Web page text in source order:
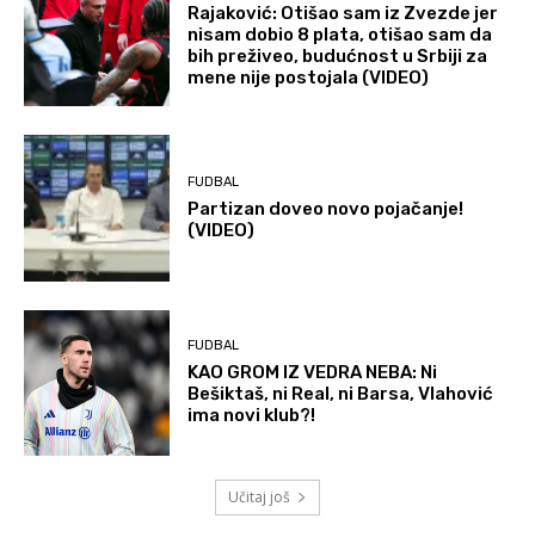
Rajaković: Otišao sam iz Zvezde jer
nisam dobio 8 plata, otišao sam da
bih preživeo, budućnost u Srbiji za
mene nije postojala (VIDEO)
FUDBAL
Partizan doveo novo pojačanje!
(VIDEO)
FUDBAL
KAO GROM IZ VEDRA NEBA: Ni
Bešiktaš, ni Real, ni Barsa, Vlahović
ima novi klub?!
Učitaj još